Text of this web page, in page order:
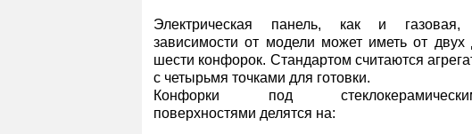
Электрическая панель, как и
зависимости от модели может иметь от двух
шести конфорок. Стандартом считаются
с четырьмя точками для готовки.
Конфорки под
поверхностями делятся на: